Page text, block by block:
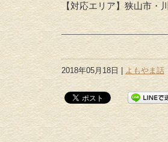
【対応エリア】狭山市・
2018年05月18日 | よもやま話